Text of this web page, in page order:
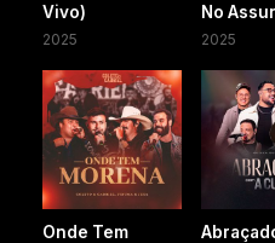
Vivo)
2025
No
2025
Onde Tem